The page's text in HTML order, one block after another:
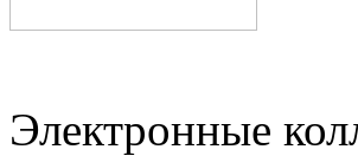
Электронные